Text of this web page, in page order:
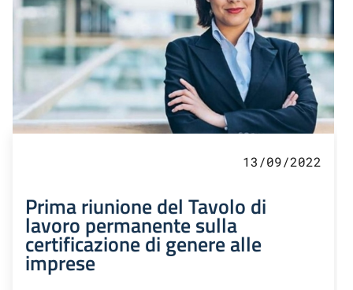
13/09/2022
Prima riunione del Tavolo di
lavoro permanente sulla
certificazione di genere alle
imprese